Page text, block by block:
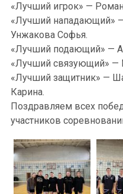
«Лучший игрок» —
«Лучший нападающий»
Унжакова Софья.
«Лучший подающий» —
«Лучший связующий» —
«Лучший защитник» —
Карина.
Поздравляем всех
участников